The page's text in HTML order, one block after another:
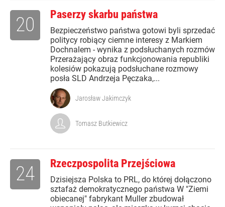
Paserzy skarbu państwa
Bezpieczeństwo państwa gotowi byli sprzedać
politycy robiący ciemne interesy z Markiem
Dochnalem - wynika z podsłuchanych rozmów
Przerażający obraz funkcjonowania republiki
kolesiów pokazują podsłuchane rozmowy
posła SLD Andrzeja Pęczaka,...
20
Jarosław Jakimczyk
Tomasz Butkiewicz
Rzeczpospolita Przejściowa
Dzisiejsza Polska to PRL, do której dołączono
sztafaż demokratycznego państwa W "Ziemi
obiecanej" fabrykant Muller zbudował
24